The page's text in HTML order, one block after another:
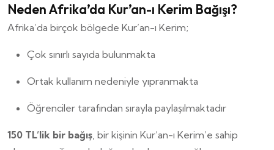
Neden Afrika’da Kur’an-ı Kerim Bağışı?
Afrika’da birçok bölgede Kur’an-ı Kerim;
Çok sınırlı sayıda bulunmakta
Ortak kullanım nedeniyle yıpranmakta
Öğrenciler tarafından sırayla paylaşılmaktadır
150 TL’lik bir bağış , bir kişinin Kur’an-ı Kerim’e sahip